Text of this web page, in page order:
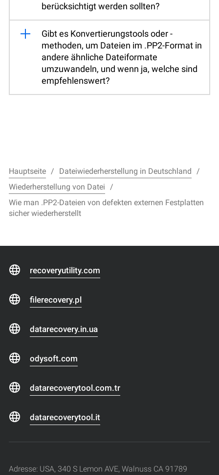
berücksichtigt werden sollten?
Gibt es Konvertierungstools oder -
methoden, um Dateien im .PP2-Format in
andere ähnliche Dateiformate
umzuwandeln, und wenn ja, welche sind
empfehlenswert?
Hauptseite
Dateiwiederherstellung in Deutschland
Wiederherstellung von Datei
Wie man .PP2-Dateien von defekten externen Festplatten
sicher wiederherstellt
recoveryutility.com
filerecovery.pl
datarecovery.in.ua
odysoft.com
datarecoverytool.com.tr
datarecoverytool.it
Adresse: USA, 340 S Lemon AVE, Walnuss CA 91789